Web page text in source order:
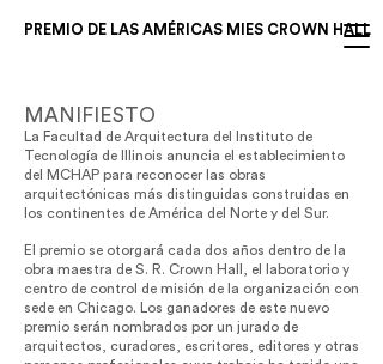
PREMIO DE LAS AMÉRICAS MIES CROWN HALL
MANIFIESTO
La Facultad de Arquitectura del Instituto de
Tecnología de Illinois anuncia el establecimiento
del MCHAP para reconocer las obras
arquitectónicas más distinguidas construidas en
los continentes de América del Norte y del Sur.
El premio se otorgará cada dos años dentro de la
obra maestra de S. R. Crown Hall, el laboratorio y
centro de control de misión de la organización con
sede en Chicago. Los ganadores de este nuevo
premio serán nombrados por un jurado de
arquitectos, curadores, escritores, editores y otras